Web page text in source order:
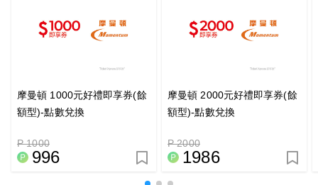
摩曼頓 1000元好禮即享券(餘
額型)-點數兌換
P 1000
996
摩曼頓 2000元好禮即享券(餘
額型)-點數兌換
P 2000
1986